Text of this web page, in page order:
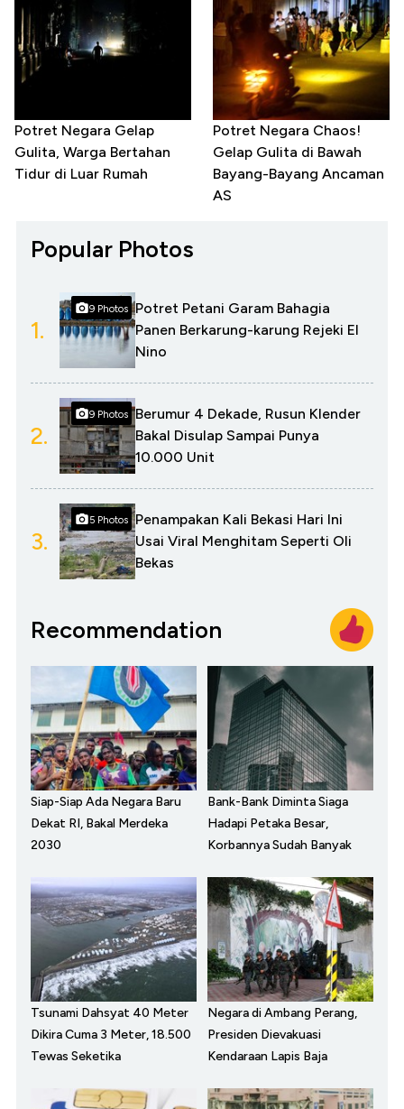
Potret Negara Gelap
Gulita, Warga Bertahan
Tidur di Luar Rumah
Potret Negara Chaos!
Gelap Gulita di Bawah
Bayang-Bayang Ancaman
AS
Popular Photos
1.
9 Photos
Potret Petani Garam Bahagia
Panen Berkarung-karung Rejeki El
Nino
2.
9 Photos
Berumur 4 Dekade, Rusun Klender
Bakal Disulap Sampai Punya
10.000 Unit
3.
5 Photos
Penampakan Kali Bekasi Hari Ini
Usai Viral Menghitam Seperti Oli
Bekas
Recommendation
Siap-Siap Ada Negara Baru
Dekat RI, Bakal Merdeka
2030
Bank-Bank Diminta Siaga
Hadapi Petaka Besar,
Korbannya Sudah Banyak
Tsunami Dahsyat 40 Meter
Dikira Cuma 3 Meter, 18.500
Tewas Seketika
Negara di Ambang Perang,
Presiden Dievakuasi
Kendaraan Lapis Baja